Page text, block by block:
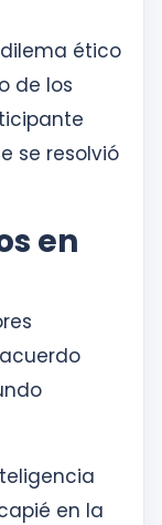
ético
de los
se resolvió
en
en la